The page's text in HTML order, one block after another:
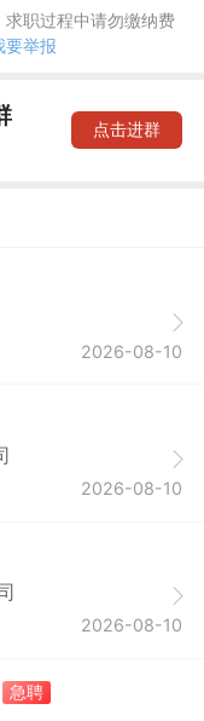
职过程中请勿缴纳费
要举报
点击进群
2026-08-10
2026-08-10
2026-08-10
急聘